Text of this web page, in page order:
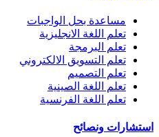
مساعدة بحل الواجبات
تعلم اللغة الانجليزية
تعلم البرمجة
تعلم التسويق الالكتروني
تعلم التصميم
تعلم اللغة الصينية
تعلم اللغة الفرنسية
استشارات ونصائح